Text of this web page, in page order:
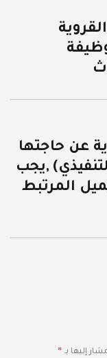
توفّر عدد (32) وظيفة
عن حاجتها
,يجب
المرتبط
إليها بـ *